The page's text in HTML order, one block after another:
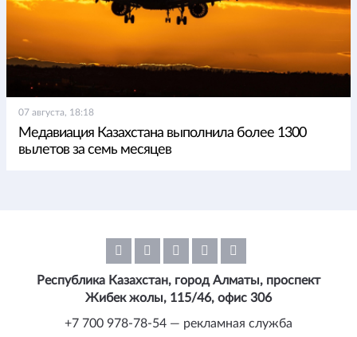
07 августа, 18:18
Медавиация Казахстана выполнила более 1300
вылетов за семь месяцев
Республика Казахстан, город Алматы, проспект
Жибек жолы, 115/46, офис 306
+7 700 978-78-54 — рекламная служба